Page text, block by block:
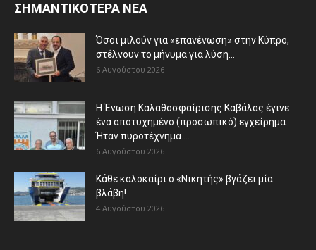
ΣΗΜΑΝΤΙΚΟΤΕΡΑ ΝΕΑ
Όσοι μιλούν για «επανένωση» στην Κύπρο,
στέλνουν το μήνυμα για λύση...
6 Αυγούστου 2026
Η Ένωση Καλαθοσφαίρισης Καβάλας έγινε
ένα αποτυχημένο (προσωπικό) εγχείρημα.
Ήταν πυροτέχνημα....
6 Αυγούστου 2026
Κάθε καλοκαίρι ο «Νικητής» βγάζει μία
βλάβη!
4 Αυγούστου 2026